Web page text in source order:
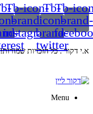
Tb-
icon-
brand-
twitter
Tb-icon-
brand-
instagram
Tb-
icon-
brand-
pinterest
. כל הזכויות שמורות!
Menu